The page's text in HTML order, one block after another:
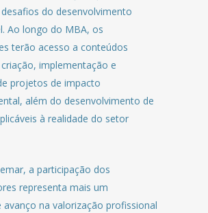
do desenvolvimento
Ao longo do MBA, os
terão acesso a conteúdos
implementação e
projetos de impacto
além do desenvolvimento de
à realidade do setor
a participação dos
representa mais um
na valorização profissional